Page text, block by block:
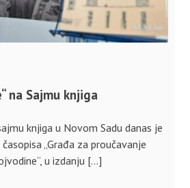
na Sajmu knjiga
knjiga u Novom Sadu danas je
„Građa za proučavanje
u izdanju […]